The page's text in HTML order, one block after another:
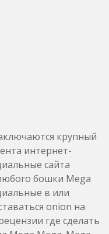
крупный
интернет-
сайта
бошки Mega
в или
onion на
где сделать